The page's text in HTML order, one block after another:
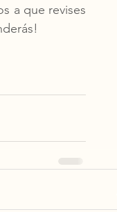
a que revises